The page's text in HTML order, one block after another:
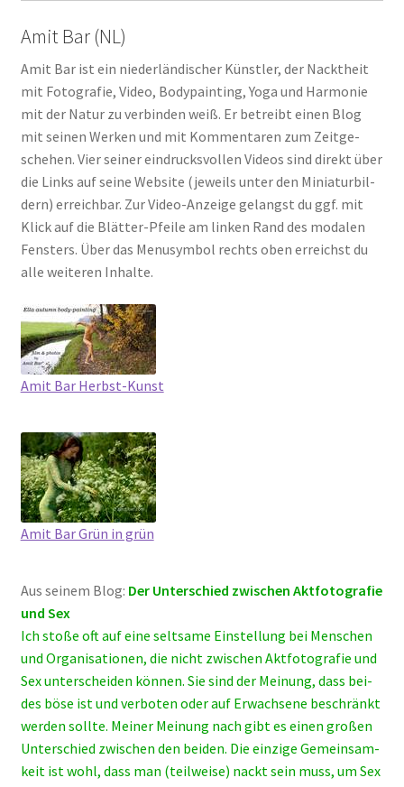
Amit Bar (NL)
Amit Bar ist ein nie­der­län­di­scher Künst­ler, der Nackt­heit
mit Foto­gra­fie, Video, Body­pain­ting, Yoga und Har­mo­nie
mit der Natur zu ver­bin­den weiß. Er betreibt einen Blog
mit sei­nen Wer­ken und mit Kom­men­ta­ren zum Zeit­ge­
sche­hen. Vier sei­ner ein­drucks­vol­len Vide­os sind direkt über
die Links auf sei­ne Web­site (jeweils unter den Minia­tur­bil­
dern) erreich­bar. Zur Video-Anzei­ge gelangst du ggf. mit
Klick auf die Blät­ter-Pfei­le am lin­ken Rand des moda­len
Fens­ters. Über das Menu­sym­bol rechts oben erreichst du
alle wei­te­ren Inhal­te.
Amit Bar Herbst-Kunst
Amit Bar Grün in grün
Aus sei­nem Blog: Der Unter­schied zwi­schen Akt­fo­to­gra­fie
und Sex
Ich sto­ße oft auf eine selt­sa­me Ein­stel­lung bei Men­schen
und Orga­ni­sa­tio­nen, die nicht zwi­schen Akt­fo­to­gra­fie und
Sex unter­schei­den kön­nen. Sie sind der Mei­nung, dass bei­
des böse ist und ver­bo­ten oder auf Erwach­se­ne beschränkt
wer­den soll­te. Mei­ner Mei­nung nach gibt es einen gro­ßen
Unter­schied zwi­schen den bei­den. Die ein­zi­ge Gemein­sam­
keit ist wohl, dass man (teil­wei­se) nackt sein muss, um Sex